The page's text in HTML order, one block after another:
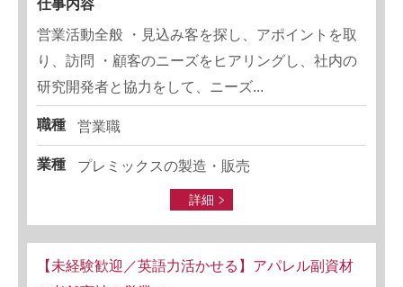
仕事内容
営業活動全般 ・見込み客を探し、アポイントを取
り、訪問 ・顧客のニーズをヒアリングし、社内の
研究開発者と協力をして、ニーズ...
職種 営業職
業種 プレミックスの製造・販売
詳細
【未経験歓迎／英語力活かせる】アパレル副資材